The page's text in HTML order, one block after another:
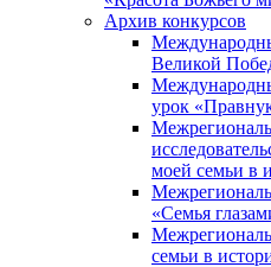
Архив конкурсов
Великой
урок
моей семьи в
«Семья
семьи в